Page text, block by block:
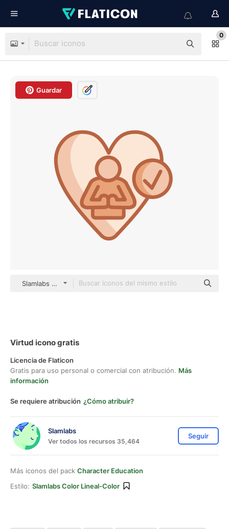
0
Guardar
Slamlabs color lineal-color
Virtud icono gratis
Licencia de Flaticon
Gratis para uso personal o comercial con atribución. Más
información
Se requiere atribución ¿Cómo atribuir?
Slamlabs
Ver todos los recursos 35,464
Seguir
Más iconos del pack Character Education
Estilo: Slamlabs Color Lineal-Color